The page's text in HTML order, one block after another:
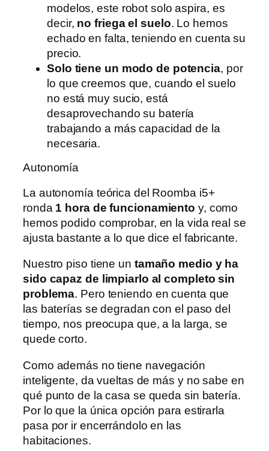
modelos, este robot solo aspira, es
decir, no friega el suelo. Lo hemos
echado en falta, teniendo en cuenta su
precio.
Solo tiene un modo de potencia, por
lo que creemos que, cuando el suelo
no está muy sucio, está
desaprovechando su batería
trabajando a más capacidad de la
necesaria.
Autonomía
La autonomía teórica del Roomba i5+
ronda 1 hora de funcionamiento y, como
hemos podido comprobar, en la vida real se
ajusta bastante a lo que dice el fabricante.
Nuestro piso tiene un tamaño medio y ha
sido capaz de limpiarlo al completo sin
problema. Pero teniendo en cuenta que
las baterías se degradan con el paso del
tiempo, nos preocupa que, a la larga, se
quede corto.
Como además no tiene navegación
inteligente, da vueltas de más y no sabe en
qué punto de la casa se queda sin batería.
Por lo que la única opción para estirarla
pasa por ir encerrándolo en las
habitaciones.